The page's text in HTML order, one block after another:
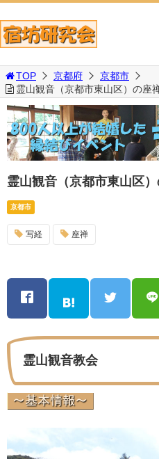
TOP 京都府
京都市
霊山観音（京都市東山区）の座
霊山観音（京都市東山区
京都市
写経 座禅
霊山観音教会